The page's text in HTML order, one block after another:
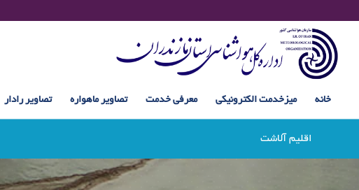
خانه میزخدمت الکترونیکی معرفی خدمت تصاویر ماهواره تصاویر رادار
اقلیم آلاشت